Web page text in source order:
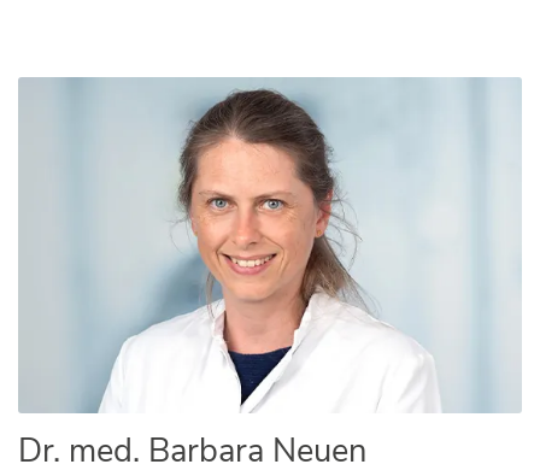
Dr. med. Barbara Neuen